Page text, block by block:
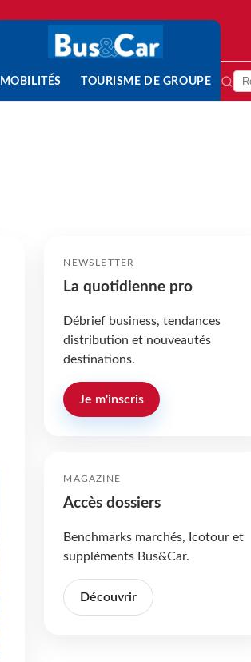
MOBILITÉS TOURISME DE GROUPE
NEWSLETTER
La quotidienne pro
Débrief business, tendances
distribution et nouveautés
destinations.
Je m'inscris
MAGAZINE
Accès dossiers
Benchmarks marchés, Icotour et
suppléments Bus&Car.
Découvrir